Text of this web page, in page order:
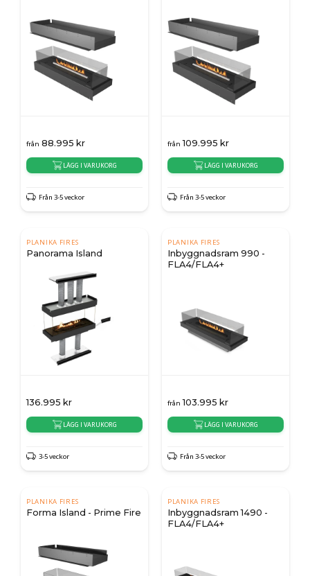
från 88.995 kr
LÄGG I VARUKORG
Från 3-5 veckor
från 109.995 kr
LÄGG I VARUKORG
Från 3-5 veckor
PLANIKA FIRES
Panorama Island
136.995 kr
LÄGG I VARUKORG
3-5 veckor
PLANIKA FIRES
Inbyggnadsram 990 -
FLA4/FLA4+
från 103.995 kr
LÄGG I VARUKORG
Från 3-5 veckor
PLANIKA FIRES
Forma Island - Prime Fire
PLANIKA FIRES
Inbyggnadsram 1490 -
FLA4/FLA4+